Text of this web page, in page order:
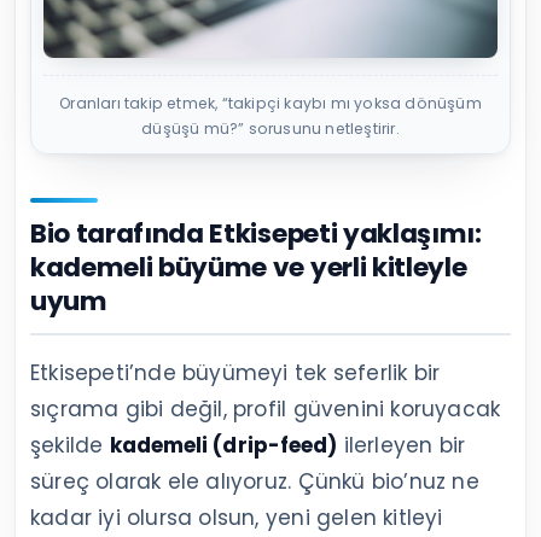
Oranları takip etmek, “takipçi kaybı mı yoksa dönüşüm
düşüşü mü?” sorusunu netleştirir.
Bio tarafında Etkisepeti yaklaşımı:
kademeli büyüme ve yerli kitleyle
uyum
Etkisepeti’nde büyümeyi tek seferlik bir
sıçrama gibi değil, profil güvenini koruyacak
şekilde kademeli (drip-feed) ilerleyen bir
süreç olarak ele alıyoruz. Çünkü bio’nuz ne
kadar iyi olursa olsun, yeni gelen kitleyi